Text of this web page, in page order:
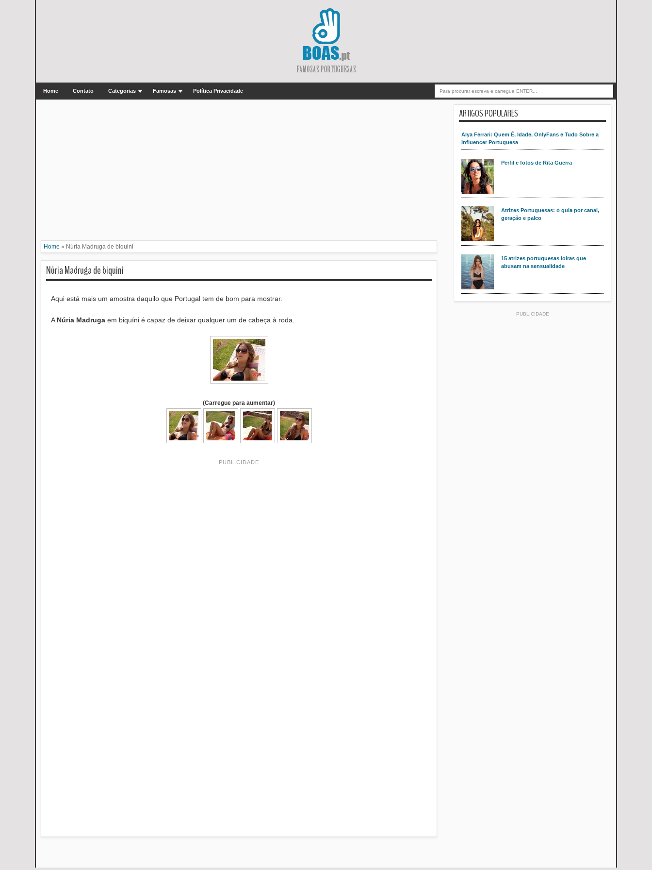
Home Contato Categorias Famosas Política Privacidade
Home » Núria Madruga de biquini
Núria Madruga de biquini
Aqui está mais um amostra daquilo que Portugal tem de bom para mostrar.
A Núria Madruga em biquíni é capaz de deixar qualquer um de cabeça à roda.
(Carregue para aumentar)
PUBLICIDADE
ARTIGOS POPULARES
Alya Ferrari: Quem É, Idade, OnlyFans e Tudo Sobre a
Influencer Portuguesa
Perfil e fotos de Rita Guerra
Atrizes Portuguesas: o guia por canal,
geração e palco
15 atrizes portuguesas loiras que
abusam na sensualidade
PUBLICIDADE